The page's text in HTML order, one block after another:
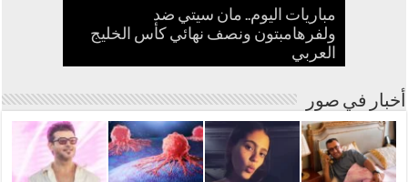
مباريات اليوم.. مان سيتي ضد
ولفرهامبتون ونصف نهائي كأس الخليج
العربي
كيف تسبب سائح كويتي في إغلاق منزل
عبدالحليم حافظ ومنع زيارته؟
جنا عمرو دياب تستعد لإطلاق أول ألبوم
في مشوارها الغنائي
بعد الطيبات.. تحرك مصري ضد بدعة
أسترالية لعلاج السرطان بالكربونات
سامو زين يفاجئ جمهوره ويعلن ارتباطه
بفنانة مصرية
مفاجأة علمية.. علاج للكوليسترول يخلص
الجسم من المواد السامة
أخبار في صور